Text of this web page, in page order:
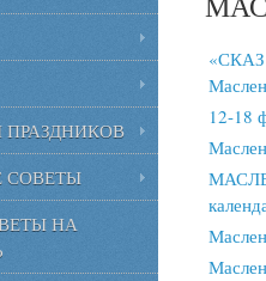
12-18
СОВЕТЫ
НА